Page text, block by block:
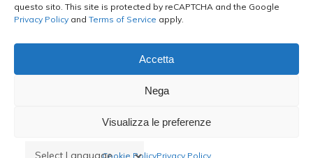
questo sito. This site is protected by reCAPTCHA and the Google
Privacy Policy and Terms of Service apply.
Accetta
Nega
Visualizza le preferenze
Cookie PolicyPrivacy Policy
email
Le Bontà del Capo ©